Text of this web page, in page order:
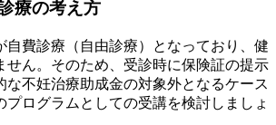
療の考え方
自費診療（自由診療）
となっており、健
せん。そのため、受診時に保険証の提示
な不妊治療助成金の対象外となるケース
プログラムとしての受講を検討しましょ